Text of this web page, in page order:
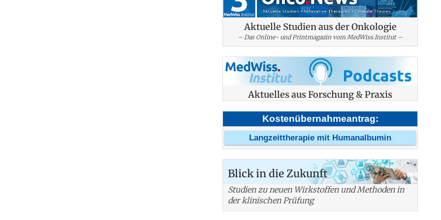
Aktuelle Studien aus der Onkologie
– Das Online- und Printmagazin vom MedWiss.Institut –
Aktuelles aus Forschung & Praxis
Kostenübernahmeantrag:
Langzeittherapie mit Humanalbumin
Blick in die Zukunft
Studien zu neuen Wirkstoffen und Methoden in
der klinischen Prüfung